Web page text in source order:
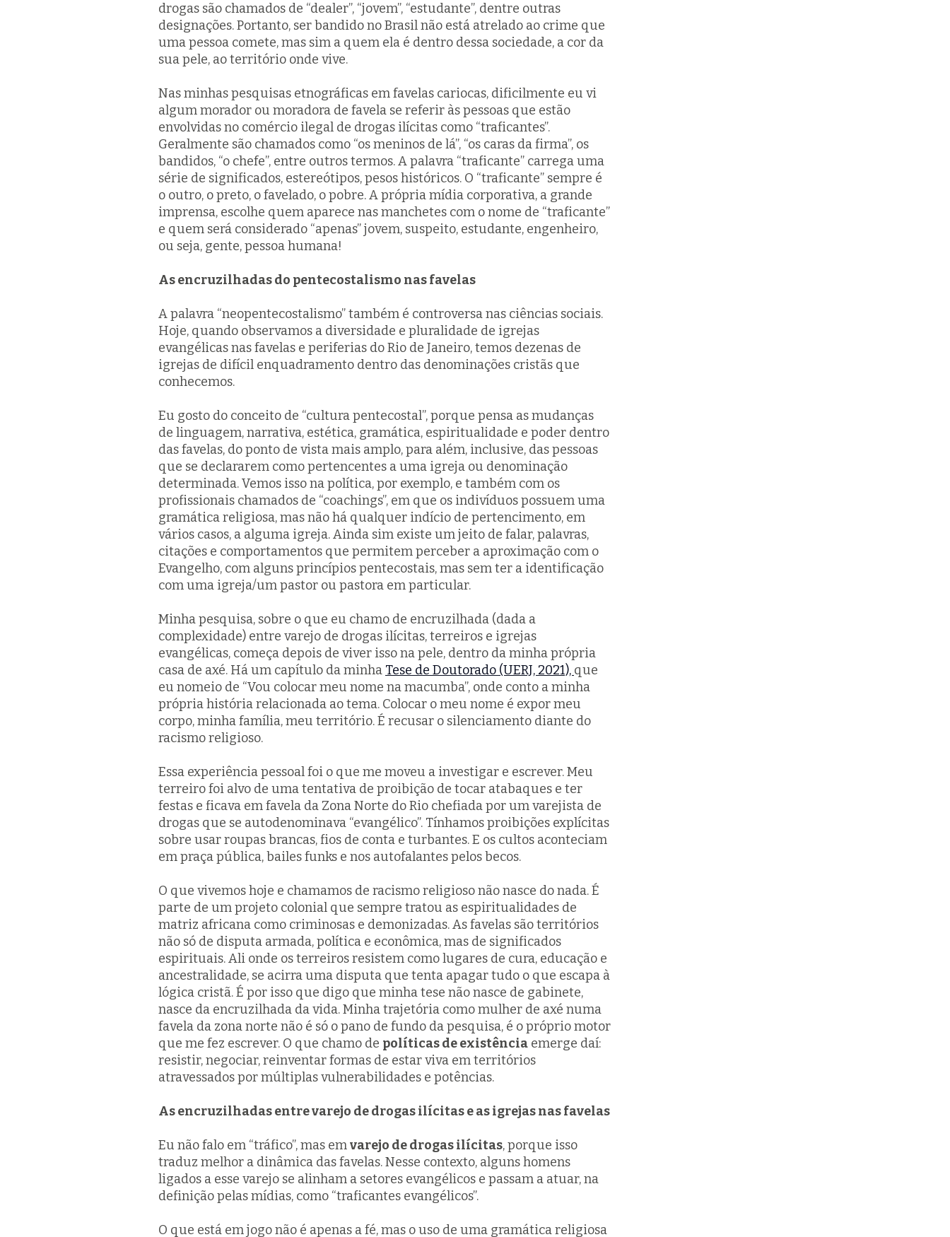
drogas são chamados de “dealer”, “jovem”, “estudante”, dentre outras
designações. Portanto, ser bandido no Brasil não está atrelado ao crime que
uma pessoa comete, mas sim a quem ela é dentro dessa sociedade, a cor da
sua pele, ao território onde vive.
Nas minhas pesquisas etnográficas em favelas cariocas, dificilmente eu vi
algum morador ou moradora de favela se referir às pessoas que estão
envolvidas no comércio ilegal de drogas ilícitas como “traficantes”.
Geralmente são chamados como “os meninos de lá”, “os caras da firma”, os
bandidos, “o chefe”, entre outros termos. A palavra “traficante” carrega uma
série de significados, estereótipos, pesos históricos. O “traficante” sempre é
o outro, o preto, o favelado, o pobre. A própria mídia corporativa, a grande
imprensa, escolhe quem aparece nas manchetes com o nome de “traficante”
e quem será considerado “apenas” jovem, suspeito, estudante, engenheiro,
ou seja, gente, pessoa humana!
As encruzilhadas do pentecostalismo nas favelas
A palavra “neopentecostalismo” também é controversa nas ciências sociais.
Hoje, quando observamos a diversidade e pluralidade de igrejas
evangélicas nas favelas e periferias do Rio de Janeiro, temos dezenas de
igrejas de difícil enquadramento dentro das denominações cristãs que
conhecemos.
Eu gosto do conceito de “cultura pentecostal”, porque pensa as mudanças
de linguagem, narrativa, estética, gramática, espiritualidade e poder dentro
das favelas, do ponto de vista mais amplo, para além, inclusive, das pessoas
que se declararem como pertencentes a uma igreja ou denominação
determinada. Vemos isso na política, por exemplo, e também com os
profissionais chamados de “coachings”, em que os indivíduos possuem uma
gramática religiosa, mas não há qualquer indício de pertencimento, em
vários casos, a alguma igreja. Ainda sim existe um jeito de falar, palavras,
citações e comportamentos que permitem perceber a aproximação com o
Evangelho, com alguns princípios pentecostais, mas sem ter a identificação
com uma igreja/um pastor ou pastora em particular.
Minha pesquisa, sobre o que eu chamo de encruzilhada (dada a
complexidade) entre varejo de drogas ilícitas, terreiros e igrejas
evangélicas, começa depois de viver isso na pele, dentro da minha própria
casa de axé. Há um capítulo da minha Tese de Doutorado (UERJ, 2021), que
eu nomeio de “Vou colocar meu nome na macumba”, onde conto a minha
própria história relacionada ao tema. Colocar o meu nome é expor meu
corpo, minha família, meu território. É recusar o silenciamento diante do
racismo religioso.
Essa experiência pessoal foi o que me moveu a investigar e escrever. Meu
terreiro foi alvo de uma tentativa de proibição de tocar atabaques e ter
festas e ficava em favela da Zona Norte do Rio chefiada por um varejista de
drogas que se autodenominava “evangélico”. Tínhamos proibições explícitas
sobre usar roupas brancas, fios de conta e turbantes. E os cultos aconteciam
em praça pública, bailes funks e nos autofalantes pelos becos.
O que vivemos hoje e chamamos de racismo religioso não nasce do nada. É
parte de um projeto colonial que sempre tratou as espiritualidades de
matriz africana como criminosas e demonizadas. As favelas são territórios
não só de disputa armada, política e econômica, mas de significados
espirituais. Ali onde os terreiros resistem como lugares de cura, educação e
ancestralidade, se acirra uma disputa que tenta apagar tudo o que escapa à
lógica cristã. É por isso que digo que minha tese não nasce de gabinete,
nasce da encruzilhada da vida. Minha trajetória como mulher de axé numa
favela da zona norte não é só o pano de fundo da pesquisa, é o próprio motor
que me fez escrever. O que chamo de políticas de existência emerge daí:
resistir, negociar, reinventar formas de estar viva em territórios
atravessados por múltiplas vulnerabilidades e potências.
As encruzilhadas entre varejo de drogas ilícitas e as igrejas nas favelas
Eu não falo em “tráfico”, mas emvarejo de drogas ilícitas, porque isso
traduz melhor a dinâmica das favelas. Nesse contexto, alguns homens
ligados a esse varejo se alinham a setores evangélicos e passam a atuar, na
definição pelas mídias, como “traficantes evangélicos”.
O que está em jogo não é apenas a fé, mas o uso de uma gramática religiosa